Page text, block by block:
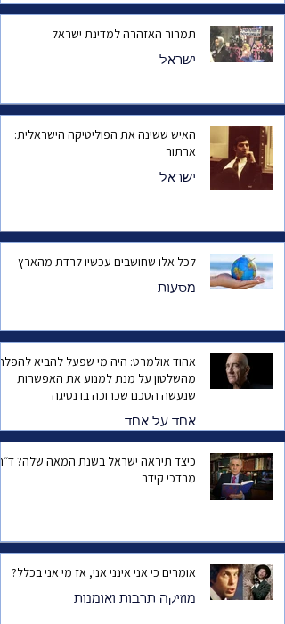
תמרור האזהרה למדינת ישראל
ישראל
האיש ששינה את הפוליטיקה הישראלית:
ארתור
ישראל
לכל אלו שחושבים עכשיו לרדת מהארץ
מסעות
אהוד אולמרט: היה מי שפעל להביא
מהשלטון על מנת למנוע את האפשרות
שנעשה הסכם שכרוכה בו נסיגה
אחד על אחד
כיצד תיראה ישראל בשנת המאה
מרדכי קידר
אומרים כי אני אינני אני, אז מי אני בכלל?
מוזיקה תרבות ואומנות